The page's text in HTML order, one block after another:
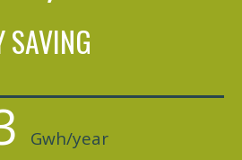
SAVING
Gwh/year